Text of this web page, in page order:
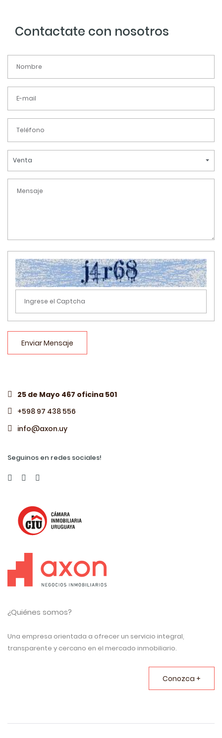
Contactate con nosotros
Venta
Enviar Mensaje
25 de Mayo 467 oficina 501
+598 97 438 556
info@axon.uy
Seguinos en redes sociales!
¿Quiénes somos?
Una empresa orientada a ofrecer un servicio integral,
transparente y cercano en el mercado inmobiliario.
Conozca +